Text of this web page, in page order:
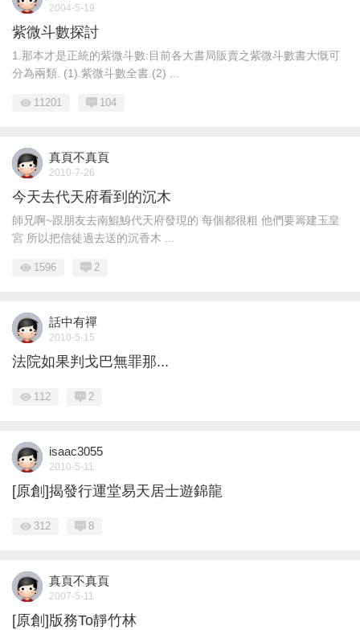
2004-5-19
紫微斗數探討
1.那本才是正統的紫微斗數:目前各大書局販賣之紫微斗數書大慨可
分為兩類. (1).紫微斗數全書.(2) ...
11201 104
真頁不真頁
2010-7-26
今天去代天府看到的沉木
師兄啊~跟朋友去南鯤鯓代天府發現的 每個都很粗 他們要籌建玉皇
宮 所以把信徒過去送的沉香木 ...
1596 2
話中有禪
2010-5-15
法院如果判戈巴無罪那...
112 2
isaac3055
2010-5-11
[原創]揭發行運堂易天居士遊錦龍
312 8
真頁不真頁
2007-5-11
[原創]版務To靜竹林